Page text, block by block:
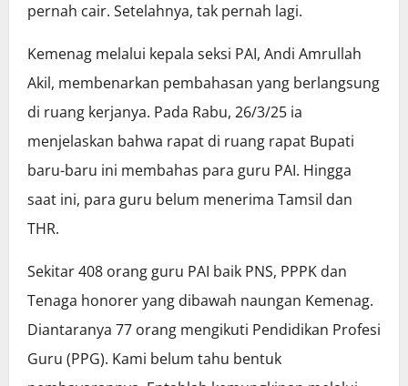
pernah cair. Setelahnya, tak pernah lagi.
Kemenag melalui kepala seksi PAI, Andi Amrullah
Akil, membenarkan pembahasan yang berlangsung
di ruang kerjanya. Pada Rabu, 26/3/25 ia
menjelaskan bahwa rapat di ruang rapat Bupati
baru-baru ini membahas para guru PAI. Hingga
saat ini, para guru belum menerima Tamsil dan
THR.
Sekitar 408 orang guru PAI baik PNS, PPPK dan
Tenaga honorer yang dibawah naungan Kemenag.
Diantaranya 77 orang mengikuti Pendidikan Profesi
Guru (PPG). Kami belum tahu bentuk